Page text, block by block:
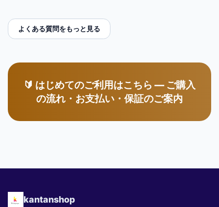
よくある質問をもっと見る
🔰 はじめてのご利用はこちら — ご購入
の流れ・お支払い・保証のご案内
kantanshop